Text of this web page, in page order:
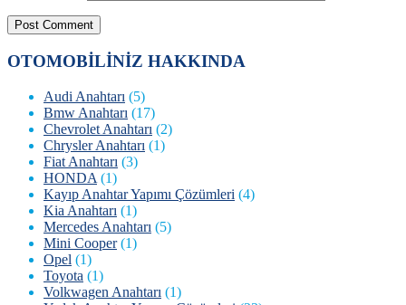
OTOMOBİLİNİZ HAKKINDA
Audi Anahtarı (5)
Bmw Anahtarı (17)
Chevrolet Anahtarı (2)
Chrysler Anahtarı (1)
Fiat Anahtarı (3)
HONDA (1)
Kayıp Anahtar Yapımı Çözümleri (4)
Kia Anahtarı (1)
Mercedes Anahtarı (5)
Mini Cooper(1)
Opel (1)
Toyota (1)
Volkwagen Anahtarı (1)